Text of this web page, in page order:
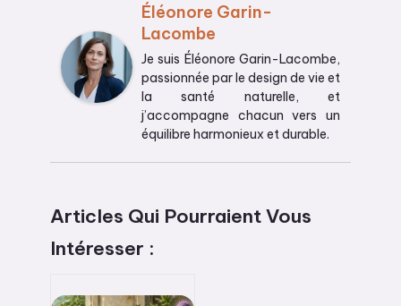
Éléonore Garin-
Lacombe
Je suis Éléonore Garin-Lacombe,
passionnée par le design de vie et
la santé naturelle, et
j’accompagne chacun vers un
équilibre harmonieux et durable.
Articles Qui Pourraient Vous
Intéresser :